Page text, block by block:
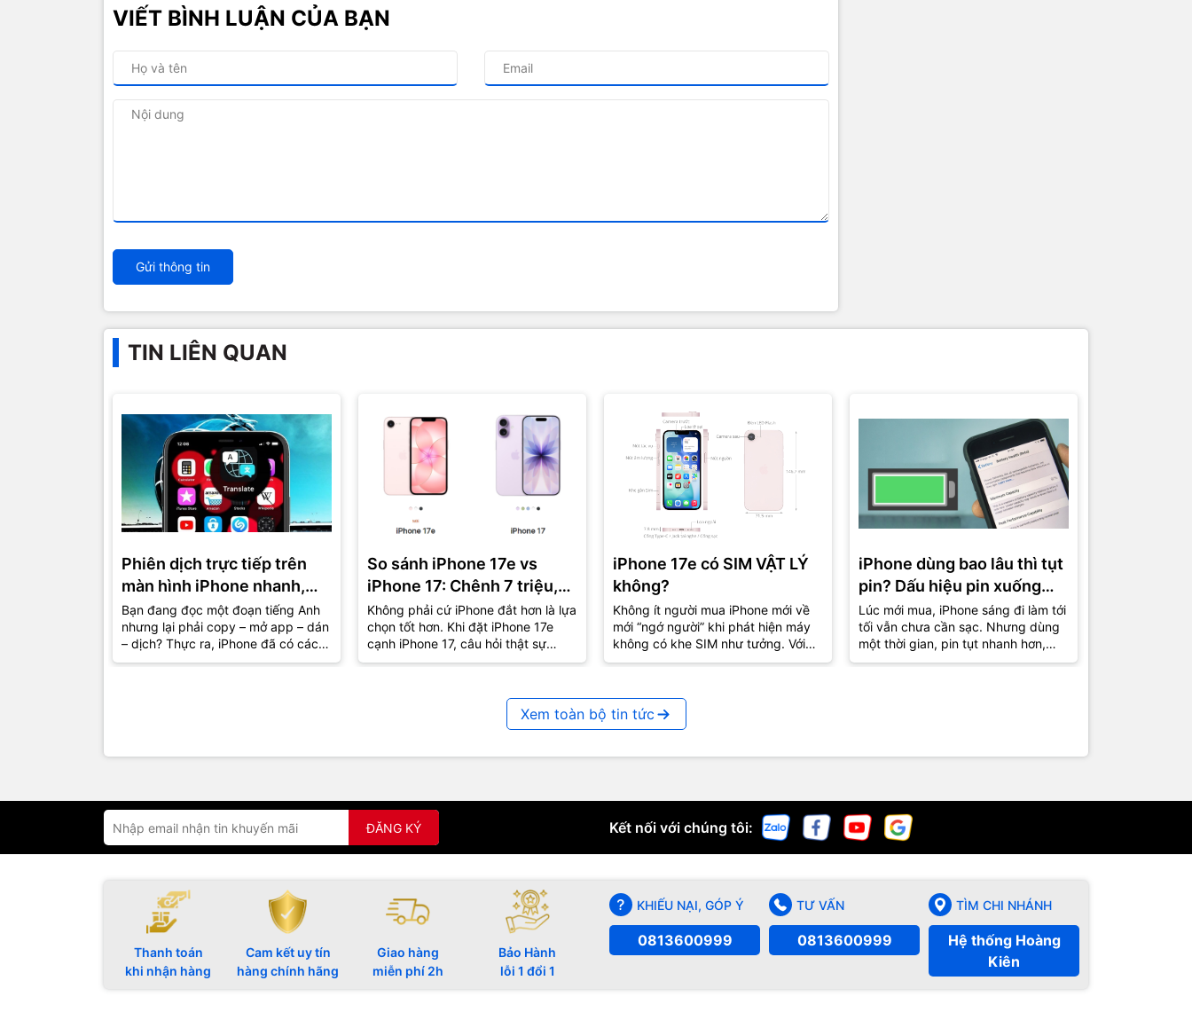
VIẾT BÌNH LUẬN CỦA BẠN
Gửi thông tin
TIN LIÊN QUAN
Phiên dịch trực tiếp trên
màn hình iPhone nhanh,
gọn, lẹ
Bạn đang đọc một đoạn tiếng Anh
nhưng lại phải copy – mở app – dán
– dịch? Thực ra, iPhone đã có cách
giúp bạn hiểu nội dung ngay...
So sánh iPhone 17e vs
iPhone 17: Chênh 7 triệu,
đâu là lựa chọn “đáng tiền”
hơn?
Không phải cứ iPhone đắt hơn là lựa
chọn tốt hơn. Khi đặt iPhone 17e
cạnh iPhone 17, câu hỏi thật sự
không còn là “máy nào mạnh hơn”
iPhone 17e có SIM VẬT LÝ
không?
Không ít người mua iPhone mới về
mới “ngớ người” khi phát hiện máy
không có khe SIM như tưởng. Với
iPhone 17e cũng vậy – tưởng quen
iPhone dùng bao lâu thì tụt
pin? Dấu hiệu pin xuống
cấp và lúc nên thay mới
Lúc mới mua, iPhone sáng đi làm tới
tối vẫn chưa cần sạc. Nhưng dùng
một thời gian, pin tụt nhanh hơn,
phần trăm nhảy liên tục, có hôm
Xem toàn bộ tin tức
ĐĂNG KÝ Kết nối với chúng tôi:
Thanh toán
khi nhận hàng
Cam kết uy tín
hàng chính hãng
Giao hàng
miễn phí 2h
Bảo Hành
lỗi 1 đổi 1
KHIẾU NẠI, GÓP Ý
0813600999
TƯ VẤN
0813600999
TÌM CHI NHÁNH
Hệ thống Hoàng
Kiên